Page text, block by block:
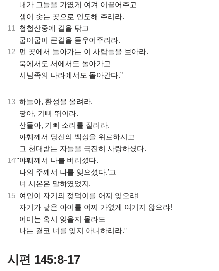
내가 그들을 가엾게 여겨 이끌어주고
샘이 솟는 곳으로 인도해 주리라.
11
첩첩산중에 길을 닦고
굽이굽이 큰길을 돋우어주리라.
12 먼 곳에서 돌아가는 이 사람들을 보아라.
북에서도 서에서도 돌아가고
시님족의 나라에서도 돌아간다.”
13 하늘아, 환성을 올려라.
땅아, 기뻐 뛰어라.
산들아, 기뻐 소리를 질러라.
야훼께서 당신의 백성을 위로하시고
그 천대받는 자들을 극진히 사랑하셨다.
14“‘야훼께서 나를 버리셨다.
나의 주께서 나를 잊으셨다.’고
너 시온은 말하였었지.
15 여인이 자기의 젖먹이를 어찌 잊으랴!
자기가 낳은 아이를 어찌 가엾게 여기지 않으랴!
어미는 혹시 잊을지 몰라도
나는 결코 너를 잊지 아니하리라.”
시편 145:8-17